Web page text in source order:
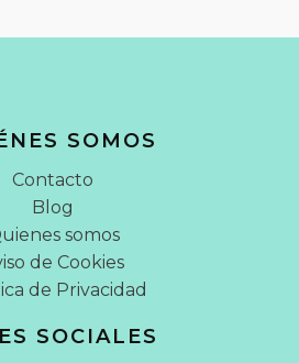
SOMOS
Contacto
Blog
somos
de Cookies
de Privacidad
SOCIALES